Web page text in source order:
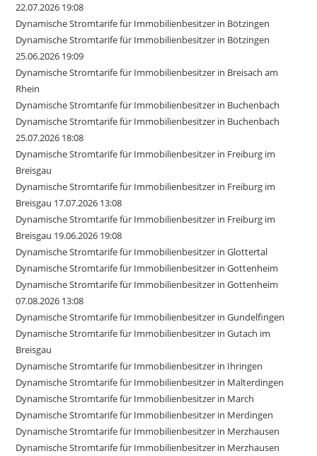
22.07.2026 19:08
Dynamische Stromtarife für Immobilienbesitzer in Bötzingen
Dynamische Stromtarife für Immobilienbesitzer in Bötzingen
25.06.2026 19:09
Dynamische Stromtarife für Immobilienbesitzer in Breisach am
Rhein
Dynamische Stromtarife für Immobilienbesitzer in Buchenbach
Dynamische Stromtarife für Immobilienbesitzer in Buchenbach
25.07.2026 18:08
Dynamische Stromtarife für Immobilienbesitzer in Freiburg im
Breisgau
Dynamische Stromtarife für Immobilienbesitzer in Freiburg im
Breisgau 17.07.2026 13:08
Dynamische Stromtarife für Immobilienbesitzer in Freiburg im
Breisgau 19.06.2026 19:08
Dynamische Stromtarife für Immobilienbesitzer in Glottertal
Dynamische Stromtarife für Immobilienbesitzer in Gottenheim
Dynamische Stromtarife für Immobilienbesitzer in Gottenheim
07.08.2026 13:08
Dynamische Stromtarife für Immobilienbesitzer in Gundelfingen
Dynamische Stromtarife für Immobilienbesitzer in Gutach im
Breisgau
Dynamische Stromtarife für Immobilienbesitzer in Ihringen
Dynamische Stromtarife für Immobilienbesitzer in Malterdingen
Dynamische Stromtarife für Immobilienbesitzer in March
Dynamische Stromtarife für Immobilienbesitzer in Merdingen
Dynamische Stromtarife für Immobilienbesitzer in Merzhausen
Dynamische Stromtarife für Immobilienbesitzer in Merzhausen